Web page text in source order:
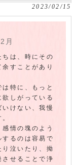
2023/02/15
月
は、時にその
すことがあり
特に、もっと
しがっている
けない、我慢
情の塊のよう
るのは容易で
泣いたり、拗
せることで浄